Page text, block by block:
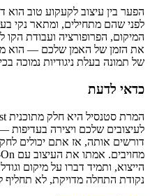
הפער בין עיצוב לקעקוע טוב הוא
לפני שהם מתחילים, ומתאר נקי
המיקום, הפרופורציה ועבודת הקו
את הזמן של האמן שלכם — הוא
של תמונה בעלת ניגודיות נמוכה
כדאי לדעת
לעיצובים שלכם ויצירה בעדיפות
דורשים אותה, אז אתם יכולים
הייצוא, ותמיד דברו על מיקום
נקודת התחלה מדויקת, לא תחליף